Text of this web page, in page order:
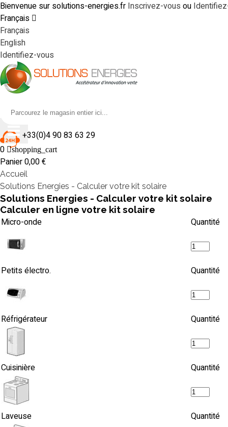
Bienvenue sur solutions-energies.fr Inscrivez-vous ou
Français
Français
English
Identifiez-vous
+33(0)4 90 83 63 29
0
shopping_cart
Panier0,00 €
Accueil
Solutions Energies - Calculer votre kit solaire
Solutions Energies - Calculer votre kit solaire
Calculer en ligne votre kit solaire
Micro-onde Quantité
Petits électro. Quantité
Réfrigérateur Quantité
Cuisinière Quantité
Laveuse Quantité